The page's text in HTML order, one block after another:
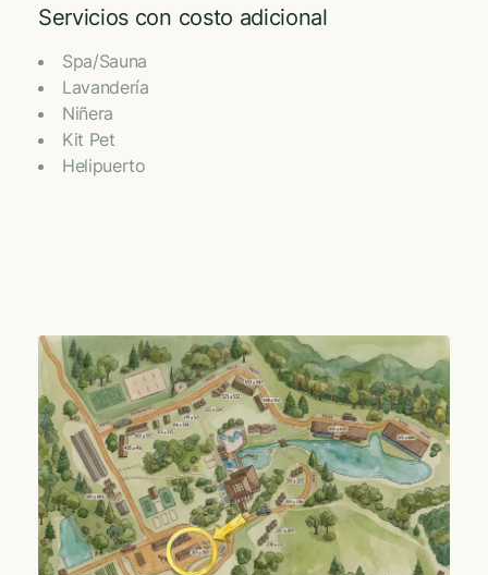
Servicios con costo adicional
Spa/Sauna
Lavandería
Niñera
Kit Pet
Helipuerto